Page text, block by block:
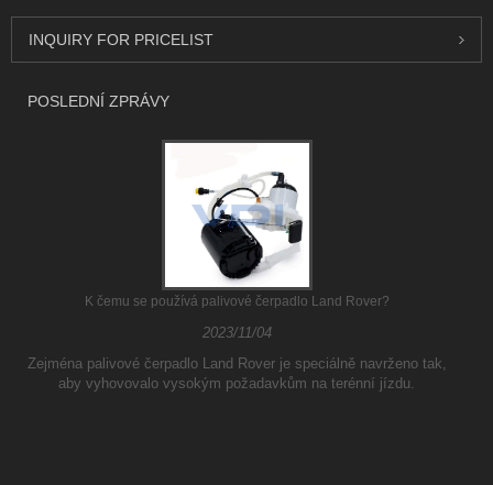
INQUIRY FOR PRICELIST
POSLEDNÍ ZPRÁVY
K čemu se používá palivové čerpadlo Land Rover?
2023/11/04
Zejména palivové čerpadlo Land Rover je speciálně navrženo tak,
aby vyhovovalo vysokým požadavkům na terénní jízdu.